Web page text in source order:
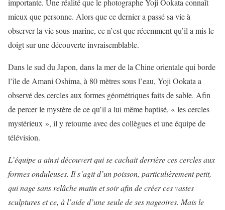
importante. Une réalité que le photographe Yoji Ookata connaît
mieux que personne. Alors que ce dernier a passé sa vie à
observer la vie sous-marine, ce n’est que récemment qu’il a mis le
doigt sur une découverte invraisemblable.
Dans le sud du Japon, dans la mer de la Chine orientale qui borde
l’île de Amani Oshima, à 80 mètres sous l’eau, Yoji Ookata a
observé des cercles aux formes géométriques faits de sable. Afin
de percer le mystère de ce qu’il a lui même baptisé, « les cercles
mystérieux », il y retourne avec des collègues et une équipe de
télévision.
L’équipe a ainsi découvert qui se cachait derrière ces cercles aux
formes onduleuses. Il s’agit d’un poisson, particulièrement petit,
qui nage sans relâche matin et soir afin de créer ces vastes
sculptures et ce, à l’aide d’une seule de ses nageoires. Mais le